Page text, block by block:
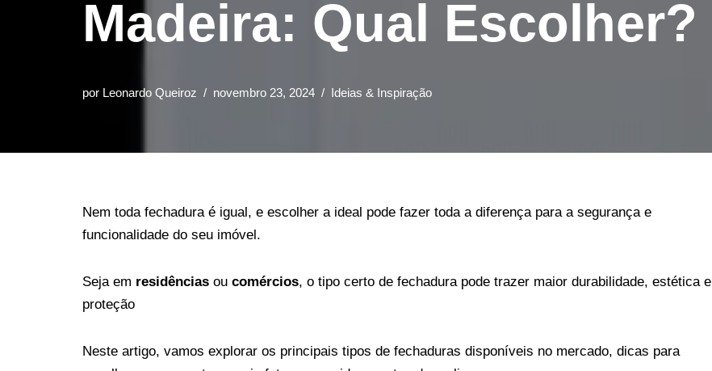
Madeira: Qual Escolher?
por Leonardo Queiroz novembro 23, 2024 Ideias & Inspiração
Nem toda fechadura é igual, e escolher a ideal pode fazer toda a diferença para a segurança e
funcionalidade do seu imóvel.
Seja em residências ou comércios, o tipo certo de fechadura pode trazer maior durabilidade, estética e
proteção
Neste artigo, vamos explorar os principais tipos de fechaduras disponíveis no mercado, dicas para